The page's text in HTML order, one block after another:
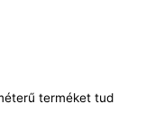
terméket tud